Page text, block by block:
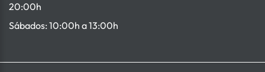
20:00h
Sábados: 10:00h a 13:00h